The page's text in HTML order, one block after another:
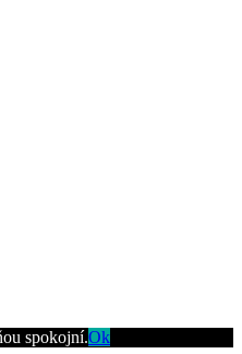
spokojní.Ok